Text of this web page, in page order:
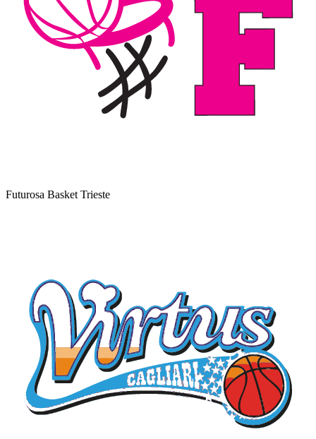
Futurosa Basket Trieste